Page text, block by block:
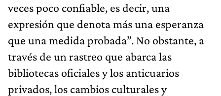
veces poco confiable, es decir, una
expresión que denota más una esperanza
que una medida probada”. No obstante, a
través de un rastreo que abarca las
bibliotecas oficiales y los anticuarios
privados, los cambios culturales y